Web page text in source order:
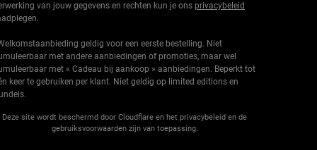
van jouw gegevens en rechten kun je ons privacybeleid
geldig voor een eerste bestelling. Niet
met andere aanbiedingen of promoties, maar wel
met « Cadeau bij aankoop » aanbiedingen. Beperkt tot
keer te gebruiken per klant. Niet geldig op limited editions en
Deze site wordt beschermd door Cloudflare en het privacybeleid en de
gebruiksvoorwaarden zijn van toepassing.